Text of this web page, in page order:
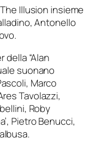
Illusion insieme
Antonello
della “Alan
suonano
Marco
Tavolazzi,
Roby
Pietro Benucci,